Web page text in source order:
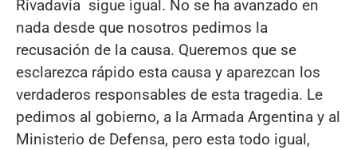
Rivadavia sigue igual. No se ha avanzado en
nada desde que nosotros pedimos la
recusación de la causa. Queremos que se
esclarezca rápido esta causa y aparezcan los
verdaderos responsables de esta tragedia. Le
pedimos al gobierno, a la Armada Argentina y al
Ministerio de Defensa, pero esta todo igual,